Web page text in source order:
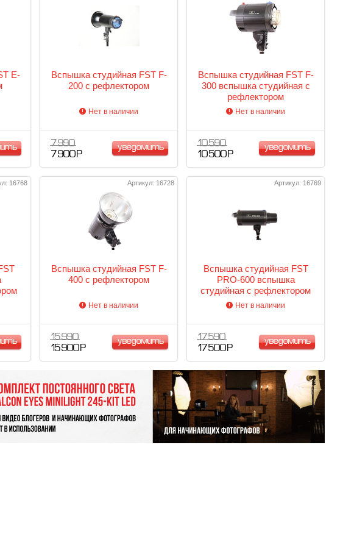
E-
Вспышка студийная FST F-
200 с рефлектором
Нет в наличии
7 990
7 900 Р
уведомить
Вспышка студийная FST F-
300 вспышка студийная с
рефлектором
Нет в наличии
10 590
10 500 Р
уведомить
16768 Артикул: 16728
Вспышка студийная FST F-
400 с рефлектором
Нет в наличии
15 990
15 900 Р
уведомить
Артикул: 16769
Вспышка студийная FST
PRO-600 вспышка
студийная с рефлектором
Нет в наличии
17 590
17 500 Р
уведомить